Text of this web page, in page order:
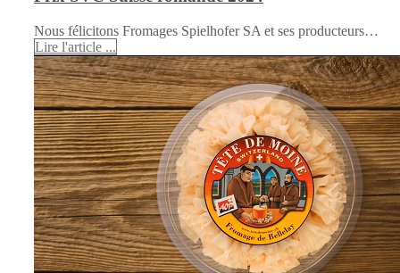
Nous félicitons Fromages Spielhofer SA et ses producteurs…
Lire l'article ...